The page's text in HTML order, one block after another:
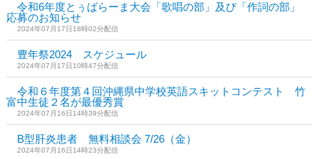
令和6年度とぅばらーま大会「歌唱の部」及び「作詞の部」
応募のお知らせ
2024年07月17日18時02分配信
豊年祭2024 スケジュール
2024年07月17日10時47分配信
令和６年度第４回沖縄県中学校英語スキットコンテスト 竹
富中生徒２名が最優秀賞
2024年07月16日14時39分配信
B型肝炎患者 無料相談会 7/26（金）
2024年07月16日14時23分配信